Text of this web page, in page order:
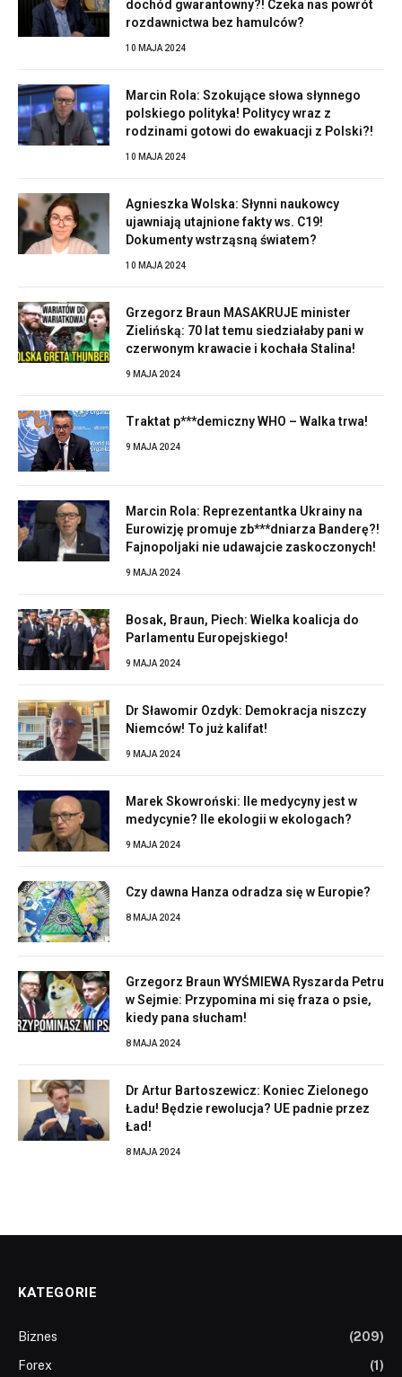
dochód gwarantowny?! Czeka nas powrót
rozdawnictwa bez hamulców?
10 MAJA 2024
Marcin Rola: Szokujące słowa słynnego
polskiego polityka! Politycy wraz z
rodzinami gotowi do ewakuacji z Polski?!
10 MAJA 2024
Agnieszka Wolska: Słynni naukowcy
ujawniają utajnione fakty ws. C19!
Dokumenty wstrząsną światem?
10 MAJA 2024
Grzegorz Braun MASAKRUJE minister
Zielińską: 70 lat temu siedziałaby pani w
czerwonym krawacie i kochała Stalina!
9 MAJA 2024
Traktat p***demiczny WHO – Walka trwa!
9 MAJA 2024
Marcin Rola: Reprezentantka Ukrainy na
Eurowizję promuje zb***dniarza Banderę?!
Fajnopoljaki nie udawajcie zaskoczonych!
9 MAJA 2024
Bosak, Braun, Piech: Wielka koalicja do
Parlamentu Europejskiego!
9 MAJA 2024
Dr Sławomir Ozdyk: Demokracja niszczy
Niemców! To już kalifat!
9 MAJA 2024
Marek Skowroński: Ile medycyny jest w
medycynie? Ile ekologii w ekologach?
9 MAJA 2024
Czy dawna Hanza odradza się w Europie?
8 MAJA 2024
Grzegorz Braun WYŚMIEWA Ryszarda Petru
w Sejmie: Przypomina mi się fraza o psie,
kiedy pana słucham!
8 MAJA 2024
Dr Artur Bartoszewicz: Koniec Zielonego
Ładu! Będzie rewolucja? UE padnie przez
Ład!
8 MAJA 2024
KATEGORIE
Biznes
(209)
Forex
(1)